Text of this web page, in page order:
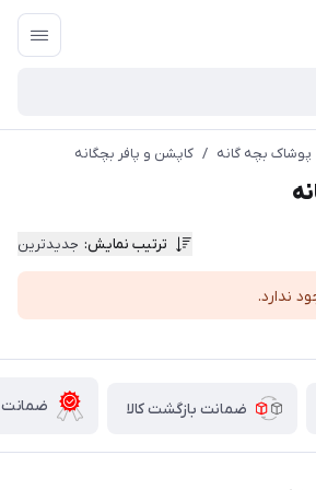
پوشاک بچه گانه / کاپشن و پافر بچگانه
ترتیب نمایش: جدیدترین
ندارد.
ضمانت بازگشت کالا ضمانت